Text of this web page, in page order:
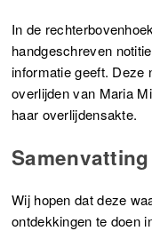
In de
handgeschreven
informatie geeft. Deze
overlijden van Maria
haar overlijdensakte.
Samenvatting
Wij hopen dat deze
ontdekkingen te doen